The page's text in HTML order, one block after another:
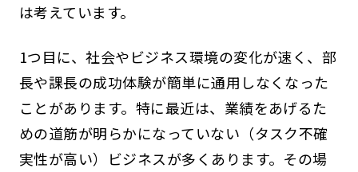
は考えています。
1つ目に、社会やビジネス環境の変化が速く、部
長や課長の成功体験が簡単に通用しなくなった
ことがあります。特に最近は、業績をあげるた
めの道筋が明らかになっていない（タスク不確
実性が高い）ビジネスが多くあります。その場